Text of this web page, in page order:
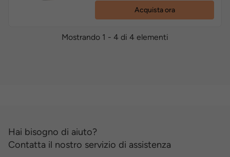
Acquista ora
Mostrando 1 - 4 di 4 elementi
Hai bisogno di aiuto?
Contatta il nostro servizio di assistenza